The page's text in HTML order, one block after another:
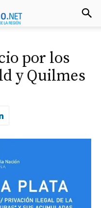
por los
y Quilmes